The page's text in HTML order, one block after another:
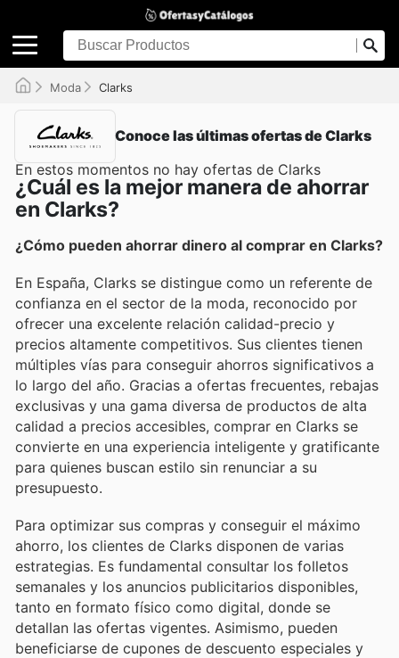
Moda Clarks
Conoce las últimas ofertas de Clarks
En estos momentos no hay ofertas de Clarks
¿Cuál es la mejor manera de ahorrar
en Clarks?
¿Cómo pueden ahorrar dinero al comprar en Clarks?
En España, Clarks se distingue como un referente de
confianza en el sector de la moda, reconocido por
ofrecer una excelente relación calidad-precio y
precios altamente competitivos. Sus clientes tienen
múltiples vías para conseguir ahorros significativos a
lo largo del año. Gracias a ofertas frecuentes, rebajas
exclusivas y una gama diversa de productos de alta
calidad a precios accesibles, comprar en Clarks se
convierte en una experiencia inteligente y gratificante
para quienes buscan estilo sin renunciar a su
presupuesto.
Para optimizar sus compras y conseguir el máximo
ahorro, los clientes de Clarks disponen de varias
estrategias. Es fundamental consultar los folletos
semanales y los anuncios publicitarios disponibles,
tanto en formato físico como digital, donde se
detallan las ofertas vigentes. Asimismo, pueden
beneficiarse de cupones de descuento especiales y